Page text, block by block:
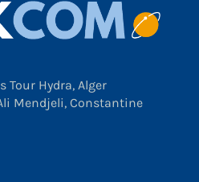
Tour Hydra, Alger
Mendjeli, Constantine